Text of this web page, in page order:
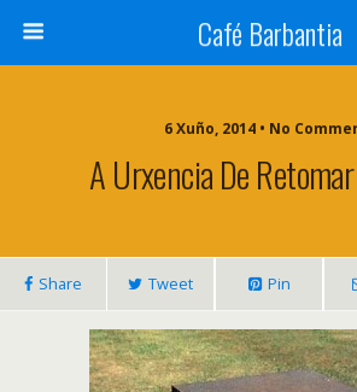
Café Barbantia
6 Xuño, 2014 • No
A Urxencia De
Share Tweet Pin